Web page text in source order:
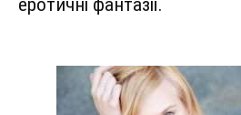
еротичні фантазії.